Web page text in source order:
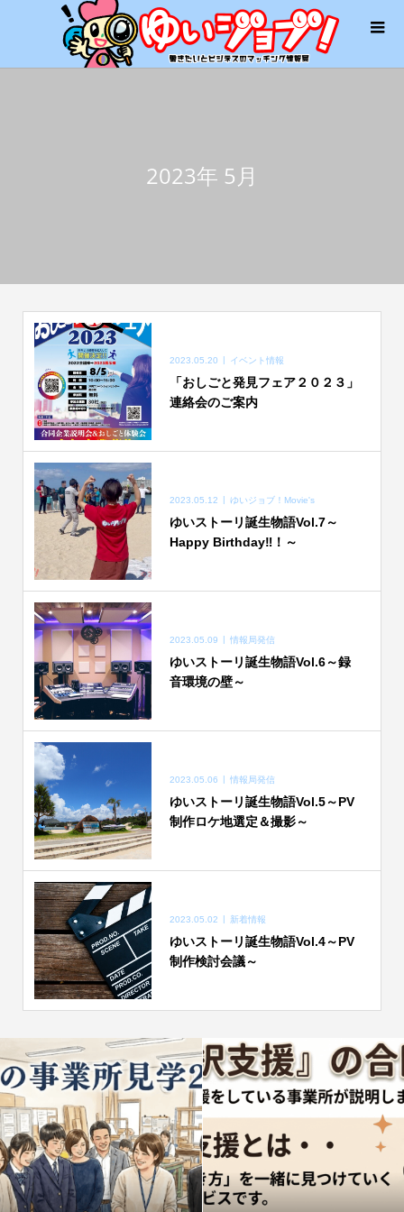
2023年 5月
2023.05.20 イベント情報
「おしごと発見フェア２０２３」
連絡会のご案内
2023.05.12 ゆいジョブ！Movie's
ゆいストーリ誕生物語Vol.7～
Happy Birthday‼！～
2023.05.09 情報局発信
ゆいストーリ誕生物語Vol.6～録
音環境の壁～
2023.05.06 情報局発信
ゆいストーリ誕生物語Vol.5～PV
制作ロケ地選定＆撮影～
2023.05.02 新着情報
ゆいストーリ誕生物語Vol.4～PV
制作検討会議～